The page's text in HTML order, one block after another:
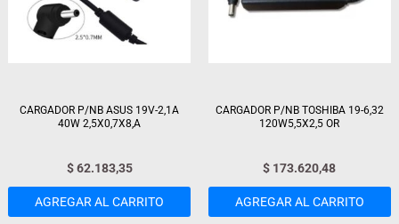
CARGADOR P/NB ASUS 19V-2,1A
40W 2,5X0,7X8,A
$62.183,35
AGREGAR AL CARRITO
CARGADOR P/NB TOSHIBA 19-6,32
120W5,5X2,5 OR
$ 173.620,48
AGREGAR AL CARRITO